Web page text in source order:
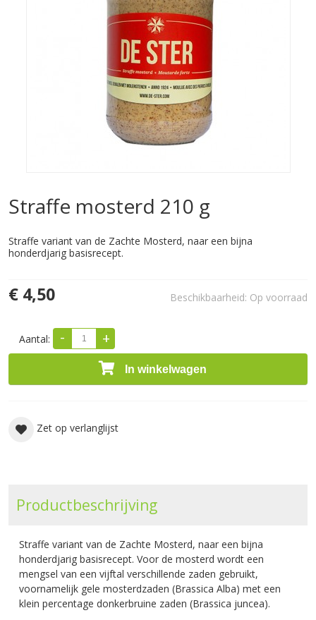
Straffe mosterd 210 g
Straffe variant van de Zachte Mosterd, naar een bijna
honderdjarig basisrecept.
Beschikbaarheid: Op voorraad
€ 4,50
Aantal: - +
In winkelwagen
Zet op verlanglijst
Productbeschrijving
Straffe variant van de Zachte Mosterd, naar een bijna
honderdjarig basisrecept. Voor de mosterd wordt een
mengsel van een vijftal verschillende zaden gebruikt,
voornamelijk gele mosterdzaden (Brassica Alba) met een
klein percentage donkerbruine zaden (Brassica juncea).